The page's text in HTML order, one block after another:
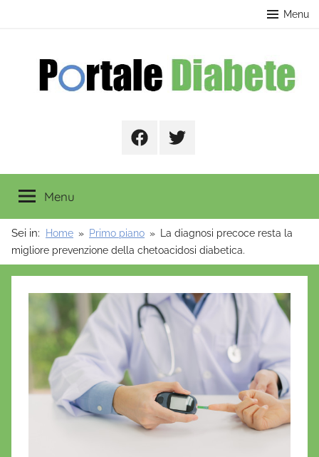
Menu
FacebookTwitter
Menu
Sei in: Home Primo piano
La diagnosi precoce resta la
migliore prevenzione della chetoacidosi diabetica.